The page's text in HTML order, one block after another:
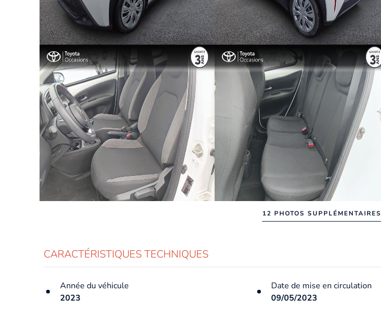
12 PHOTOS SUPPLÉMENTAIRES
CARACTÉRISTIQUES TECHNIQUES
Année du véhicule
2023
Date de mise en circulation
09/05/2023